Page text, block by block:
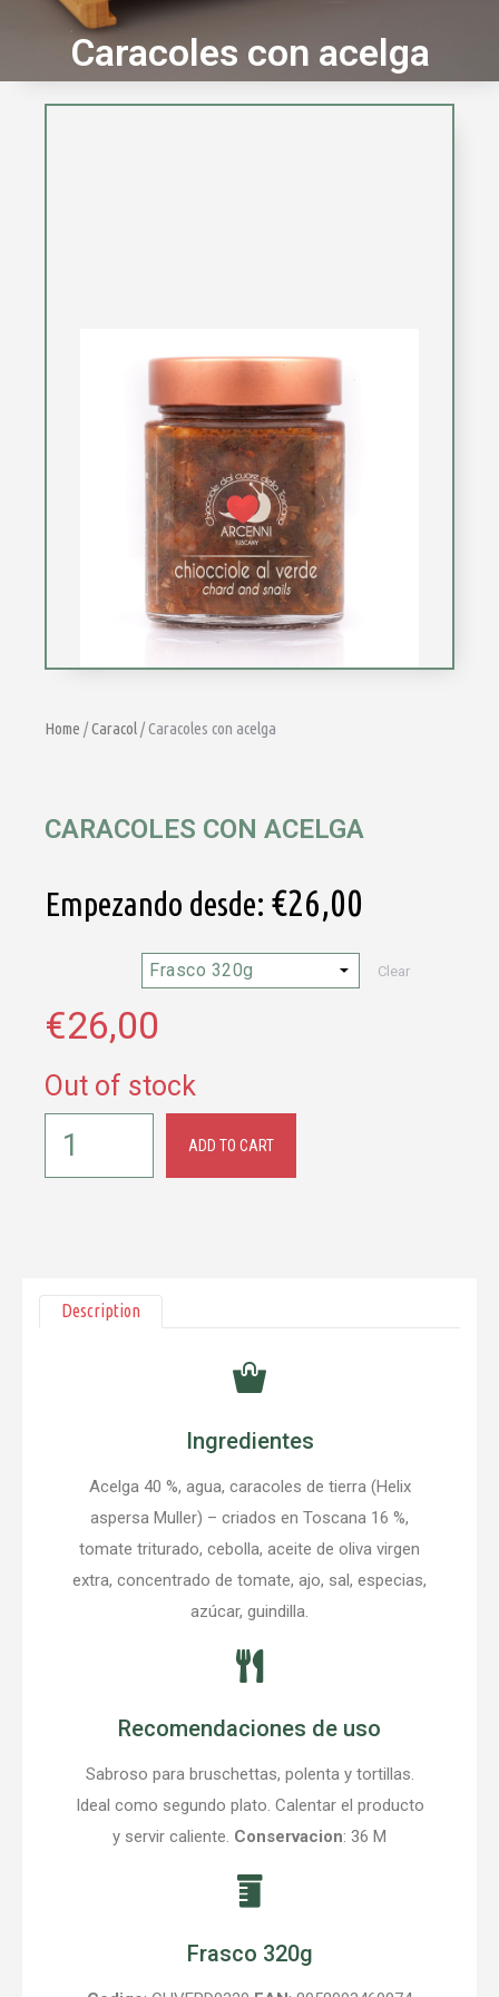
Caracoles con acelga
Home /Caracol/ Caracoles con acelga
CARACOLES CON ACELGA
Empezando desde: €26,00
Clear
€26,00
Out of stock
ADD TO CART
Description
Ingredientes
Acelga 40 %, agua, caracoles de tierra (Helix
aspersa Muller) – criados en Toscana 16 %,
tomate triturado, cebolla, aceite de oliva virgen
extra, concentrado de tomate, ajo, sal, especias,
azúcar, guindilla.
Recomendaciones de uso
Sabroso para bruschettas, polenta y tortillas.
Ideal como segundo plato. Calentar el producto
y servir caliente. Conservacion: 36 M
Frasco 320g